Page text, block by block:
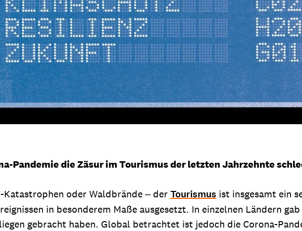
Pandemie die Zäsur im Tourismus der letzten Jahrzehnte
oder Waldbrände ‒ der Tourismus ist insgesamt ein
in besonderem Maße ausgesetzt. In einzelnen Ländern
gebracht haben. Global betrachtet ist jedoch die Corona-